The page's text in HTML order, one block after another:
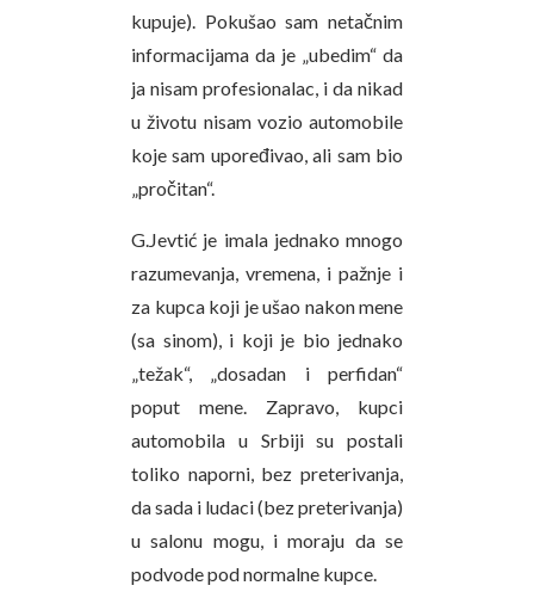
kupuje). Pokušao sam netačnim
informacijama da je „ubedim“ da
ja nisam profesionalac, i da nikad
u životu nisam vozio automobile
koje sam upoređivao, ali sam bio
„pročitan“.
G.Jevtić je imala jednako mnogo
razumevanja, vremena, i pažnje i
za kupca koji je ušao nakon mene
(sa sinom), i koji je bio jednako
„težak“, „dosadan i perfidan“
poput mene. Zapravo, kupci
automobila u Srbiji su postali
toliko naporni, bez preterivanja,
da sada i ludaci (bez preterivanja)
u salonu mogu, i moraju da se
podvode pod normalne kupce.